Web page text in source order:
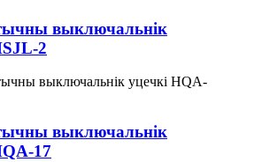
выключальнік
2
выключальнік
17